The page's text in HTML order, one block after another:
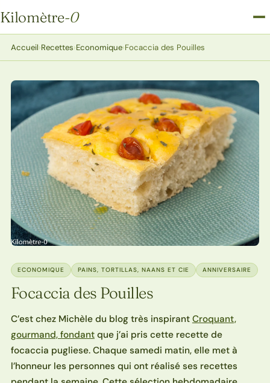
Kilomètre-0
Kilomètre-0
Accueil›Recettes›Economique›Focaccia des Pouilles
ECONOMIQUE PAINS, TORTILLAS, NAANS ET CIE ANNIVERSAIRE
Focaccia des Pouilles
C’est chez Michèle du blog très inspirant Croquant,
gourmand, fondantque j’ai pris cette recette de
focaccia pugliese. Chaque samedi matin, elle met à
l’honneur les personnes qui ont réalisé ses recettes